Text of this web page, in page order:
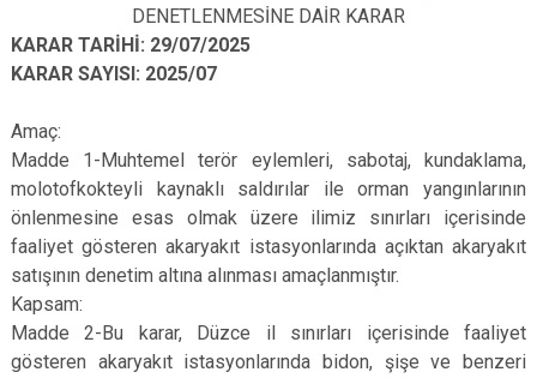
DENETLENMESİNE DAİR KARAR
KARAR TARİHİ: 29/07/2025
KARAR SAYISI: 2025/07
Amaç:
Madde 1-Muhtemel terör eylemleri, sabotaj, kundaklama,
molotofkokteyli kaynaklı saldırılar ile orman yangınlarının
önlenmesine esas olmak üzere ilimiz sınırları içerisinde
faaliyet gösteren akaryakıt istasyonlarında açıktan akaryakıt
satışının denetim altına alınması amaçlanmıştır.
Kapsam:
Madde 2-Bu karar, Düzce il sınırları içerisinde faaliyet
gösteren akaryakıt istasyonlarında bidon, şişe ve benzeri